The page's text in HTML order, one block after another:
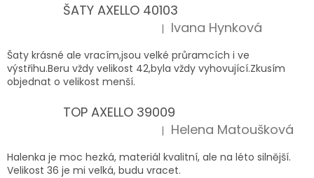
ŠATY AXELLO 40103
Hodnocení produktu je 5 z 5 hvězdiček.
| Ivana Hynková
Šaty krásné ale vracím,jsou velké průramcích i ve
výstřihu.Beru vždy velikost 42,byla vždy vyhovující.Zkusím
objednat o velikost menší.
TOP AXELLO 39009
Hodnocení produktu je 5 z 5 hvězdiček.
| Helena Matoušková
Halenka je moc hezká, materiál kvalitní, ale na léto silnější.
Velikost 36 je mi velká, budu vracet.